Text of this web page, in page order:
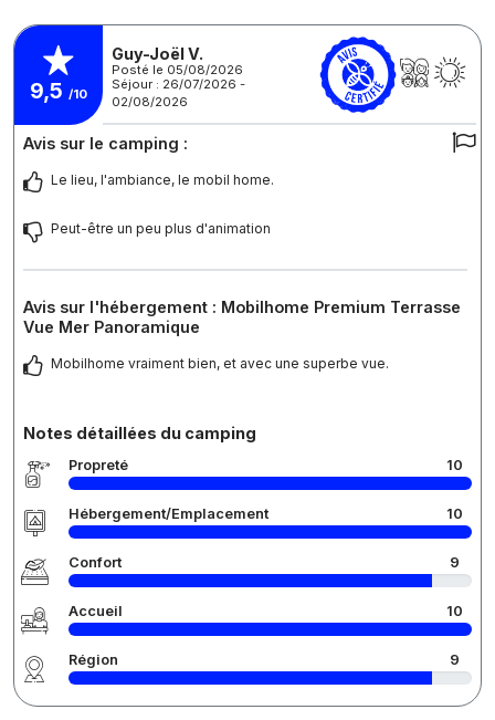
9,5 /10
Guy-Joël V.
Posté le 05/08/2026
Séjour : 26/07/2026 -
02/08/2026
Avis sur le camping :
Le lieu, l'ambiance, le mobil home.
Peut-être un peu plus d'animation
Avis sur l'hébergement : Mobilhome Premium Terrasse
Vue Mer Panoramique
Mobilhome vraiment bien, et avec une superbe vue.
Notes détaillées du camping
Propreté 10
Hébergement/Emplacement 10
Confort 9
Accueil 10
Région 9